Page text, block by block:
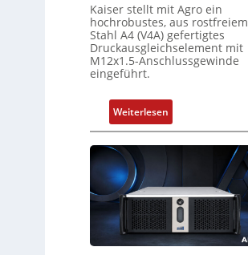
Kaiser stellt mit Agro ein
hochrobustes, aus rostfreiem
Stahl A4 (V4A) gefertigtes
Druckausgleichselement mit
M12x1.5-Anschlussgewinde
eingeführt.
Weiterlesen:
D
r
k
u
s